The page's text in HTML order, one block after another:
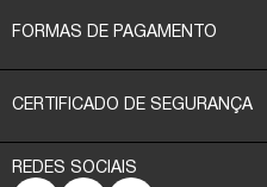
FORMAS DE PAGAMENTO
CERTIFICADO DE SEGURANÇA